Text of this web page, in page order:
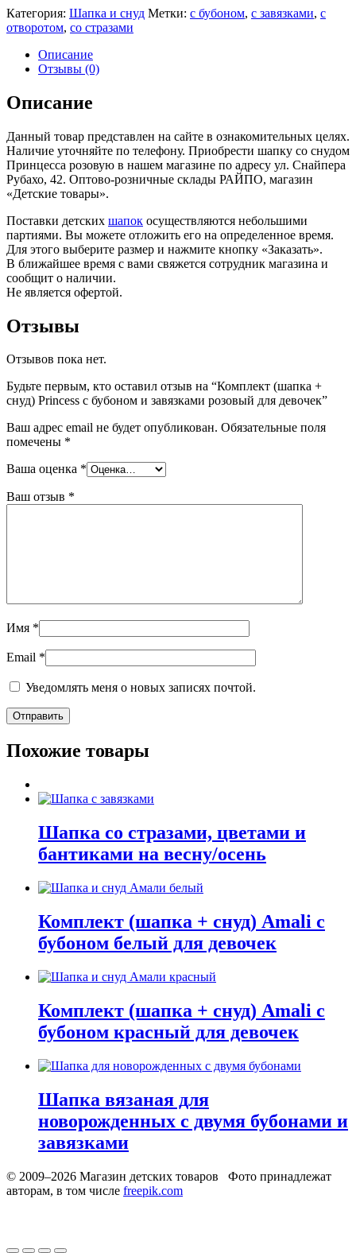
Категория: Шапка и снуд Метки: с бубоном, с завязками, с
отворотом, со стразами
Описание
Отзывы (0)
Описание
Данный товар представлен на сайте в ознакомительных целях.
Наличие уточняйте по телефону. Приобрести шапку со снудом
Принцесса розовую в нашем магазине по адресу ул. Снайпера
Рубахо, 42. Оптово-розничные склады РАЙПО, магазин
«Детские товары».
Поставки детских шапок осуществляются небольшими
партиями. Вы можете отложить его на определенное время.
Для этого выберите размер и нажмите кнопку «Заказать».
В ближайшее время с вами свяжется сотрудник магазина и
сообщит о наличии.
Не является офертой.
Отзывы
Отзывов пока нет.
Будьте первым, кто оставил отзыв на “Комплект (шапка +
снуд) Princess с бубоном и завязками розовый для девочек”
Ваш адрес email не будет опубликован. Обязательные поля
помечены *
Ваша оценка *
Ваш отзыв *
Имя *
Email *
Уведомлять меня о новых записях почтой.
Похожие товары
Шапка со стразами, цветами и
бантиками на весну/осень
Комплект (шапка + снуд) Amali с
бубоном белый для девочек
Комплект (шапка + снуд) Amali с
бубоном красный для девочек
Шапка вязаная для
новорожденных с двумя бубонами и
завязками
© 2009–2026 Магазин детских товаров Фото принадлежат
авторам, в том числе freepik.com